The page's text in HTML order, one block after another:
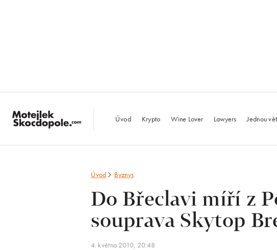
Úvod Krypto Wine Lover Lawyers Jednou
Úvod Byznys
Do Břeclavi míří z
souprava Skytop
4. května 2010, 20:48